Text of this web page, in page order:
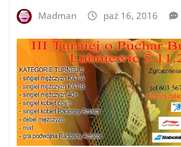
Madman paź 16, 2016